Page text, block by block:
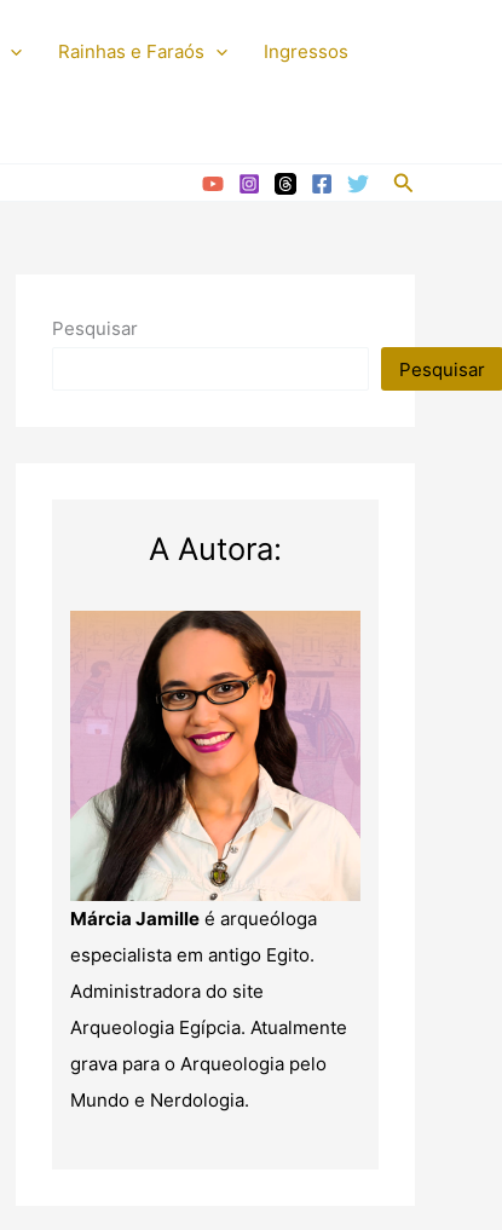
Rainhas e Faraós Ingressos
Pesquisar
Pesquisar
Pesquisar
A Autora:
Márcia Jamille é arqueóloga
especialista em antigo Egito.
Administradora do site
Arqueologia Egípcia. Atualmente
grava para o Arqueologia pelo
Mundo e Nerdologia.